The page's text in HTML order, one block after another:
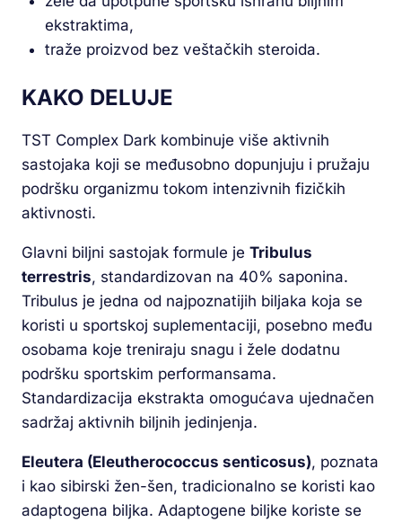
ekstraktima,
traže proizvod bez veštačkih steroida.
KAKO DELUJE
TST Complex Dark kombinuje više aktivnih
sastojaka koji se međusobno dopunjuju i pružaju
podršku organizmu tokom intenzivnih fizičkih
aktivnosti.
Glavni biljni sastojak formule je Tribulus
terrestris, standardizovan na 40% saponina.
Tribulus je jedna od najpoznatijih biljaka koja se
koristi u sportskoj suplementaciji, posebno među
osobama koje treniraju snagu i žele dodatnu
podršku sportskim performansama.
Standardizacija ekstrakta omogućava ujednačen
sadržaj aktivnih biljnih jedinjenja.
Eleutera (Eleutherococcus senticosus), poznata
i kao sibirski žen-šen, tradicionalno se koristi kao
adaptogena biljka. Adaptogene biljke koriste se